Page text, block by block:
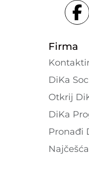
Firma
DiKa
Otkrij
DiKa
Pronađi